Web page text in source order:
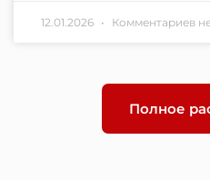
12.01.2026 Комментариев
Полное